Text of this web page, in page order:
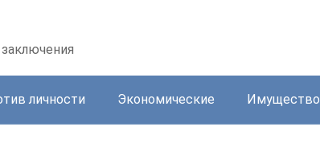
личности Экономические Имущество